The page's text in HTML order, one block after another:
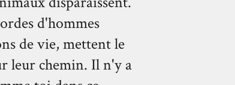
d'hommes
de vie, mettent le
leur chemin. Il n'y a